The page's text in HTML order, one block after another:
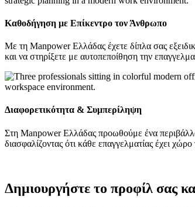
Καθοδήγηση με Επίκεντρο τον Άνθρωπο
Με τη Manpower Ελλάδας έχετε δίπλα σας
και να στηρίξετε με αυτοπεποίθηση την
Διαφορετικότητα & Συμπερίληψη
Στη Manpower Ελλάδας προωθούμε ένα
διασφαλίζοντας ότι κάθε επαγγελματίας έχει χώρο
Δημιουργήστε το προφίλ σας